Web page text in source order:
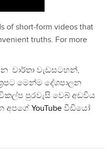
of short-form videos that
truths. For more
වාර්තා වැඩසටහන්,
මෙන්ම දේශපාලන
පුරවැසි වෙබ් අඩවිය
අපගේ YouTube වීඩියෝ